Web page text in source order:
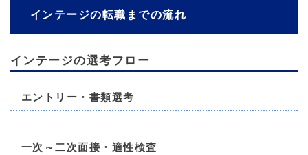
インテージの転職までの流れ
インテージの選考フロー
エントリー・書類選考
一次～二次面接・適性検査